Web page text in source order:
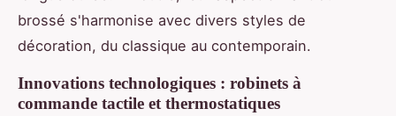
brossé s'harmonise avec divers styles de
décoration, du classique au contemporain.
Innovations technologiques : robinets à
commande tactile et thermostatiques